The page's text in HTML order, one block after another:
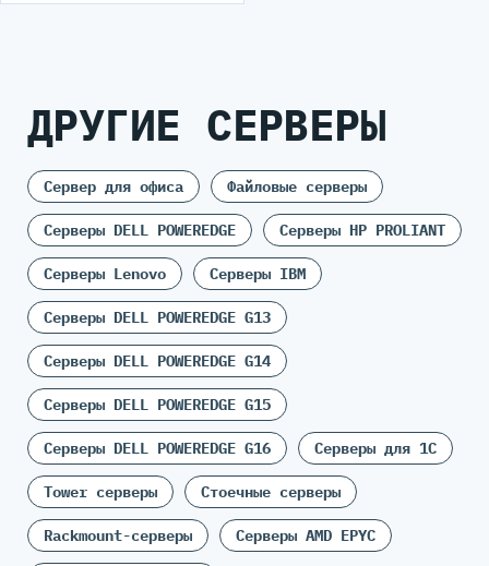
ДРУГИЕ СЕРВЕРЫ
Сервер для офиса Файловые серверы
Серверы DELL POWEREDGE Серверы HP PROLIANT
Серверы Lenovo Серверы IBM
Серверы DELL POWEREDGE G13
Серверы DELL POWEREDGE G14
Серверы DELL POWEREDGE G15
Серверы DELL POWEREDGE G16 Серверы для 1С
Tower серверы Стоечные серверы
Rackmount-серверы Серверы AMD EPYC